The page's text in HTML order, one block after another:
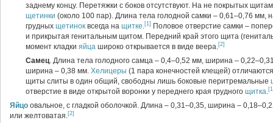
заднему концу. Перетяжки с боков отсутствуют. На не покрытых
щетинки (около 100 пар). Длина тела голодной самки – 0,61–0,76 мм,
грудных щетинок всегда на щитке.[1]
Половое отверстие самки –
и прикрытая генитальным щитом. Передний край этого щита
момент кладки яйца широко открывается в виде веера.[2]
Самец. Длина тела голодного самца – 0,4–0,52 мм, ширина –
ширина – 0,38 мм. Хелицеры (1 пара конечностей клещей)
щиты слиты в один общий, свободны лишь боковые перитремальные
отверстие в виде открытой воронки у переднего края грудного щитка.
Яйцо овальное, с гладкой оболочкой. Длина – 0,31–0,35, ширина –
или желтоватая.[2]